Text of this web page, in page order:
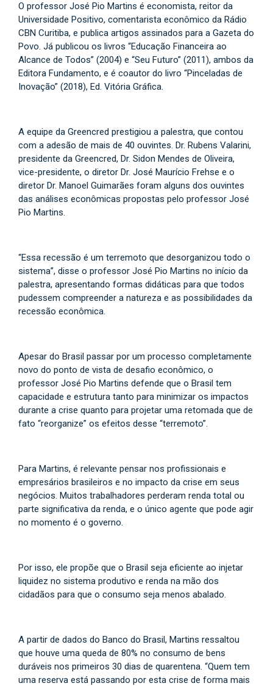
O professor José Pio Martins é economista, reitor da
Universidade Positivo, comentarista econômico da Rádio
CBN Curitiba, e publica artigos assinados para a Gazeta do
Povo. Já publicou os livros “Educação Financeira ao
Alcance de Todos” (2004) e “Seu Futuro” (2011), ambos da
Editora Fundamento, e é coautor do livro “Pinceladas de
Inovação” (2018), Ed. Vitória Gráfica.
A equipe da Greencred prestigiou a palestra, que contou
com a adesão de mais de 40 ouvintes. Dr. Rubens Valarini,
presidente da Greencred, Dr. Sidon Mendes de Oliveira,
vice-presidente, o diretor Dr. José Maurício Frehse e o
diretor Dr. Manoel Guimarães foram alguns dos ouvintes
das análises econômicas propostas pelo professor José
Pio Martins.
“Essa recessão é um terremoto que desorganizou todo o
sistema”, disse o professor José Pio Martins no início da
palestra, apresentando formas didáticas para que todos
pudessem compreender a natureza e as possibilidades da
recessão econômica.
Apesar do Brasil passar por um processo completamente
novo do ponto de vista de desafio econômico, o
professor José Pio Martins defende que o Brasil tem
capacidade e estrutura tanto para minimizar os impactos
durante a crise quanto para projetar uma retomada que de
fato “reorganize” os efeitos desse “terremoto”.
Para Martins, é relevante pensar nos profissionais e
empresários brasileiros e no impacto da crise em seus
negócios. Muitos trabalhadores perderam renda total ou
parte significativa da renda, e o único agente que pode agir
no momento é o governo.
Por isso, ele propõe que o Brasil seja eficiente ao injetar
liquidez no sistema produtivo e renda na mão dos
cidadãos para que o consumo seja menos abalado.
A partir de dados do Banco do Brasil, Martins ressaltou
que houve uma queda de 80% no consumo de bens
duráveis nos primeiros 30 dias de quarentena. “Quem tem
uma reserva está passando por esta crise de forma mais